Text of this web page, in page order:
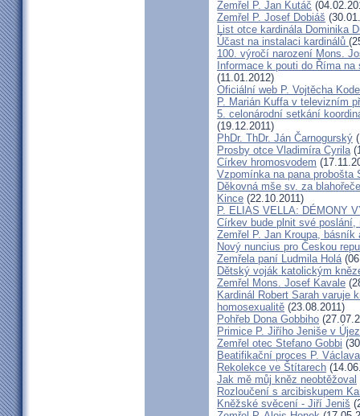
Zemřel P. Jan Kutáč
Zemřel P. Josef Dobiáš
List otce kardinála Dominika
Účast na instalaci kardinálů
100. výročí narození Mons.
Informace k pouti do Říma
(11.01.2012)
Oficiální web P. Vojtěcha
P. Marián Kuffa v televizním
5. celonárodní setkání
(19.12.2011)
PhDr. ThDr. Ján Čarnogurský
Prosby otce Vladimíra Cyrila
Církev hromosvodem
Vzpomínka na pana probošta
Děkovná mše sv. za
Kince (22.10.2011)
P. ELIAS VELLA: DÉMONY
Církev bude plnit své
Zemřel P. Jan Kroupa, básník
Nový nuncius pro Českou
Zemřela paní Ludmila Holá
Dětský voják katolickým
Zemřel Mons. Josef Kavale
Kardinál Robert Sarah varuje
homosexualitě (23.08.2011)
Pohřeb Dona Gobbiho
Primice P. Jiřího Jeniše v
Zemřel otec Stefano Gobbi
Beatifikační proces P.
Rekolekce ve Štítarech
Jak mě můj kněz neobtěžoval
Rozloučení s arcibiskupem
Kněžské svěcení - Jiří Jeniš